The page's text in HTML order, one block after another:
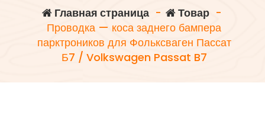
Главная страница- Товар-
Проводка — коса заднего бампера
парктроников для Фольксваген Пассат
Б7 / Volkswagen Passat B7